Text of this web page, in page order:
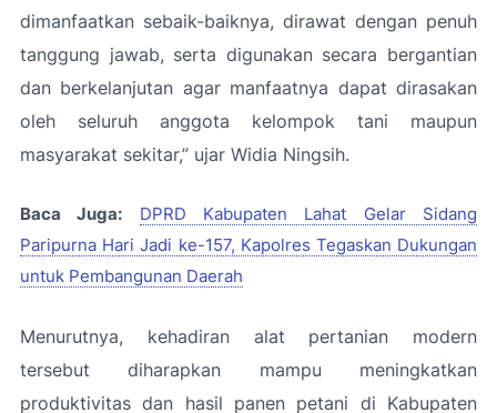
dimanfaatkan sebaik-baiknya, dirawat dengan penuh
tanggung jawab, serta digunakan secara bergantian
dan berkelanjutan agar manfaatnya dapat dirasakan
oleh seluruh anggota kelompok tani maupun
masyarakat sekitar,” ujar Widia Ningsih.
Baca Juga:
DPRD Kabupaten Lahat Gelar Sidang
Paripurna Hari Jadi ke-157, Kapolres Tegaskan Dukungan
untuk Pembangunan Daerah
Menurutnya, kehadiran alat pertanian modern
tersebut diharapkan mampu meningkatkan
produktivitas dan hasil panen petani di Kabupaten